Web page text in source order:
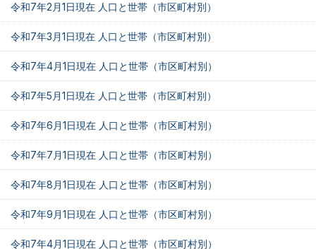
令和7年2月1日現在 人口と世帯（市区町村別）
令和7年3月1日現在 人口と世帯（市区町村別）
令和7年4月1日現在 人口と世帯（市区町村別）
令和7年5月1日現在 人口と世帯（市区町村別）
令和7年6月1日現在 人口と世帯（市区町村別）
令和7年7月1日現在 人口と世帯（市区町村別）
令和7年8月1日現在 人口と世帯（市区町村別）
令和7年9月1日現在 人口と世帯（市区町村別）
令和7年4月1日現在 人口と世帯（市区町村別）